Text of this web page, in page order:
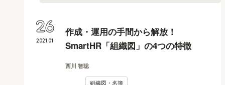
作成・運用の手間から解放！
SmartHR「組織図」の4つの特徴
西川 智聡
組織図・名簿
2021.01
26